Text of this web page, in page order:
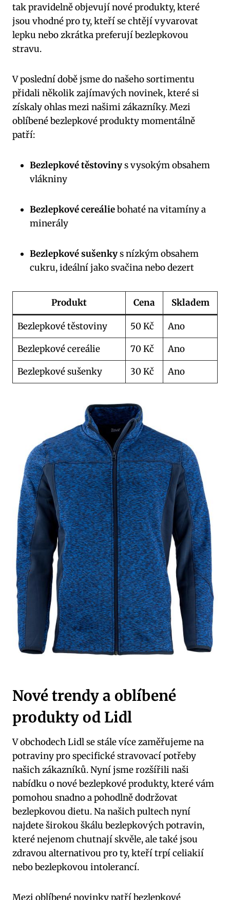
tak pravidelně objevují nové produkty, které
jsou vhodné pro ty, kteří se chtějí vyvarovat
lepku nebo zkrátka preferují bezlepkovou
stravu.
V poslední době jsme do našeho sortimentu
přidali několik zajímavých novinek, které si
získaly ohlas mezi našimi zákazníky. Mezi
oblíbené bezlepkové produkty momentálně
patří:
Bezlepkové těstovinys vysokým obsahem
vlákniny
Bezlepkové cereáliebohaté na vitamíny a
minerály
Bezlepkové sušenkys nízkým obsahem
cukru, ideální jako svačina nebo dezert
Produkt Cena Skladem
Bezlepkové těstoviny 50 Kč
Ano
Bezlepkové cereálie
70 Kč
Ano
Bezlepkové sušenky
30 Kč Ano
Nové trendy a oblíbené
produkty od Lidl
V obchodech Lidl se stále více zaměřujeme na
potraviny pro specifické stravovací potřeby
našich zákazníků. Nyní jsme rozšířili naši
nabídku o nové bezlepkové produkty, které vám
pomohou snadno a pohodlně dodržovat
bezlepkovou dietu. Na našich pultech nyní
najdete širokou škálu bezlepkových potravin,
které nejenom chutnají skvěle, ale také jsou
zdravou alternativou pro ty, kteří trpí celiakií
nebo bezlepkovou intolerancí.
Mezi oblíbené novinky patří bezlepkové